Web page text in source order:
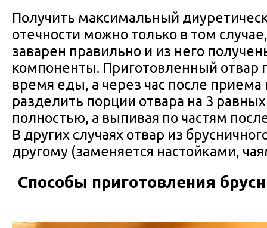
Получить максимальный
отечности можно только в том
заварен правильно и из него
компоненты. Приготовленный отвар
время еды, а через час после
разделить порции отвара на 3
полностью, а выпивая по частям
В других случаях отвар из
другому (заменяется настойками,
Способы приготовления